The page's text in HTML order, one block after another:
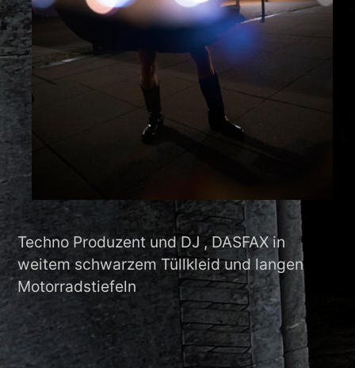
Techno Produzent und DJ , DASFAX in
weitem schwarzem Tüllkleid und langen
Motorradstiefeln